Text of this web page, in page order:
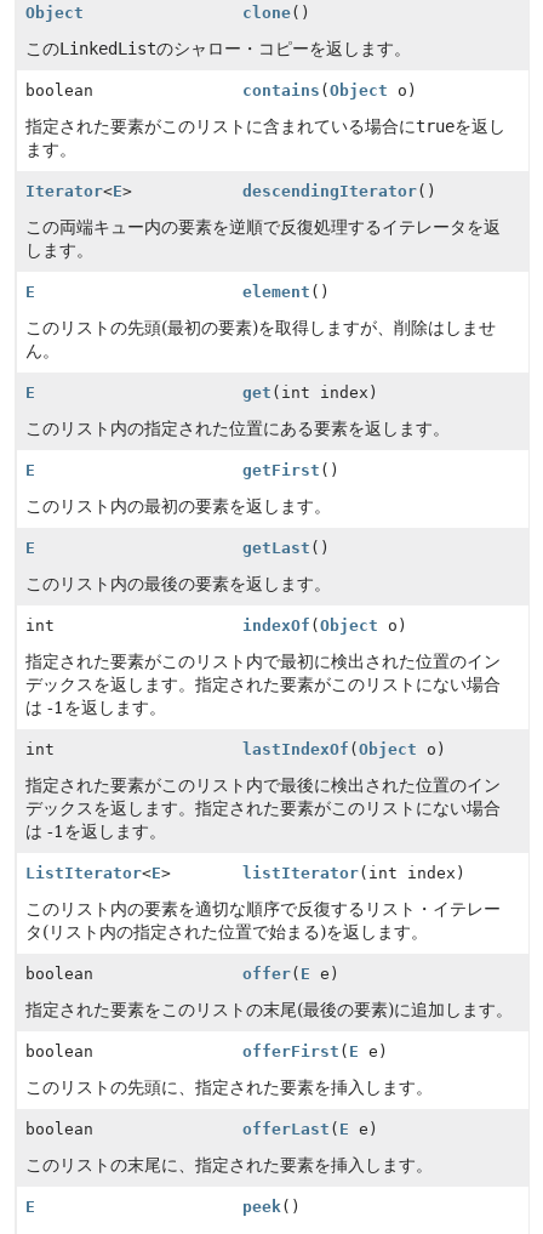
Object clone()
このLinkedListのシャロー・コピーを返します。
boolean contains (Object o)
指定された要素がこのリストに含まれている場合にtrueを返し
ます。
Iterator<E> descendingIterator()
この両端キュー内の要素を逆順で反復処理するイテレータを返
します。
E element ()
このリストの先頭(最初の要素)を取得しますが、削除はしませ
ん。
E get (int index)
このリスト内の指定された位置にある要素を返します。
E getFirst ()
このリスト内の最初の要素を返します。
E getLast ()
このリスト内の最後の要素を返します。
int indexOf (Object o)
指定された要素がこのリスト内で最初に検出された位置のイン
デックスを返します。指定された要素がこのリストにない場合
は -1を返します。
int lastIndexOf (Object o)
指定された要素がこのリスト内で最後に検出された位置のイン
デックスを返します。指定された要素がこのリストにない場合
は -1を返します。
ListIterator<E> listIterator(int index)
このリスト内の要素を適切な順序で反復するリスト・イテレー
タ(リスト内の指定された位置で始まる)を返します。
boolean offer( E e)
指定された要素をこのリストの末尾(最後の要素)に追加します。
boolean offerFirst ( E e)
このリストの先頭に、指定された要素を挿入します。
boolean offerLast ( E e)
このリストの末尾に、指定された要素を挿入します。
E peek()